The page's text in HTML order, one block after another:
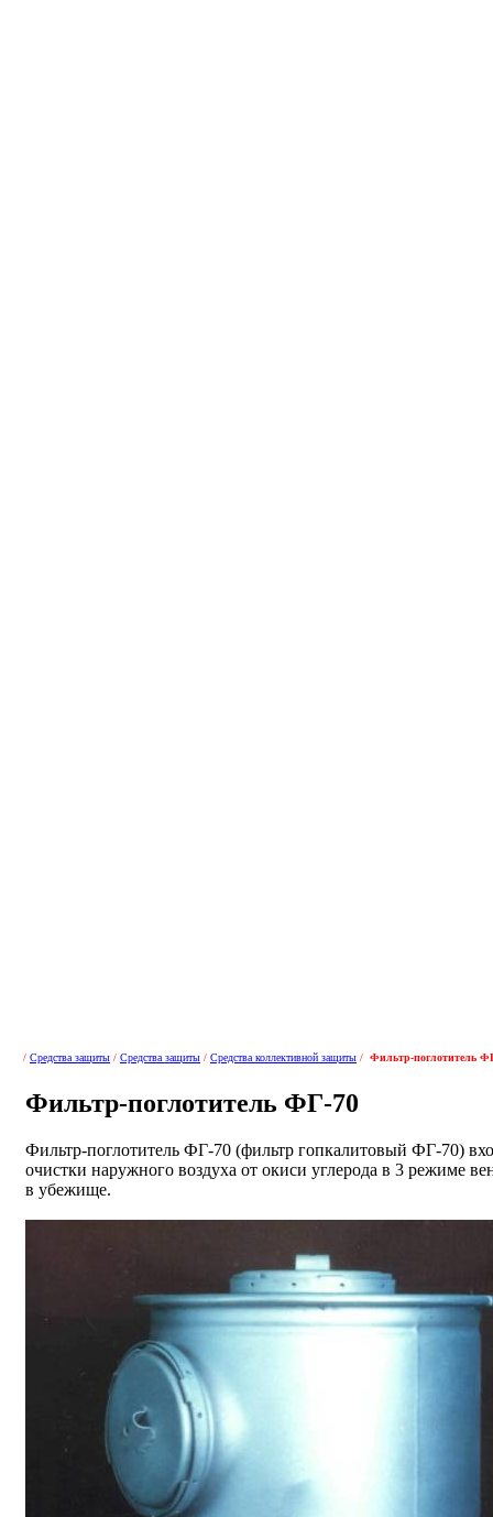
/ Средства защиты / Средства защиты / Средства коллективной защиты / Фильтр-поглотитель
Фильтр-поглотитель ФГ-70
Фильтр-поглотитель ФГ-70 (фильтр гопкалитовый ФГ-70)
очистки наружного воздуха от окиси углерода в 3 режиме
в убежище.